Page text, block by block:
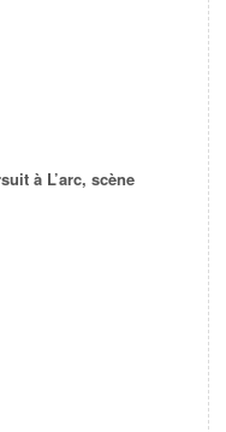
à L’arc, scène